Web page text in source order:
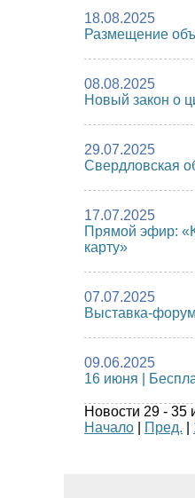
18.08.2025
Размещение
08.08.2025
Новый закон о
29.07.2025
Свердловская
17.07.2025
Прямой эфир:
карту»
07.07.2025
Выставка-
09.06.2025
16 июня |
Новости 29 - 35
Начало
Пред.